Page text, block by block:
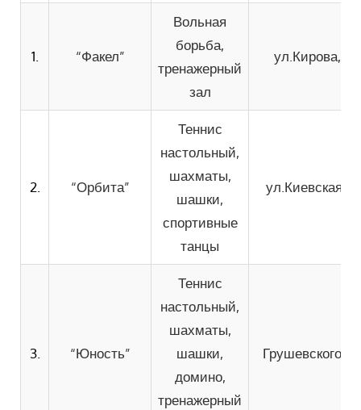
1. “Факел”
Вольная
борьба,
тренажерный
зал
ул.Кирова, 11
2. “Орбита”
Теннис
настольный,
шахматы,
шашки,
спортивные
танцы
ул.Киевская, 17
3. “Юность”
Теннис
настольный,
шахматы,
шашки,
домино,
тренажерный
Грушевского,